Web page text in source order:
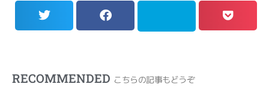
RECOMMENDED こちらの記事もどうぞ